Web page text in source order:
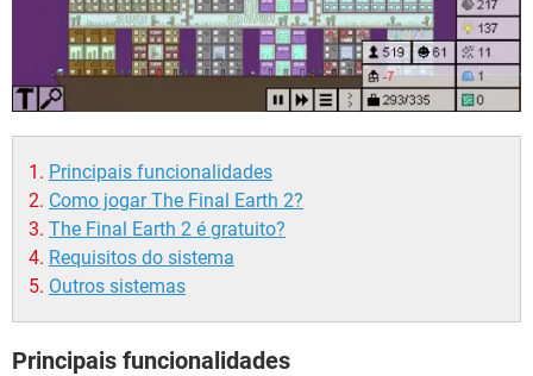
Principais funcionalidades
Como jogar The Final Earth 2?
The Final Earth 2 é gratuito?
Requisitos do sistema
Outros sistemas
Principais funcionalidades